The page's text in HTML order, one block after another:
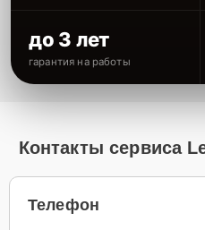
до 3 лет
гарантия на работы
Контакты сервиса
Телефон